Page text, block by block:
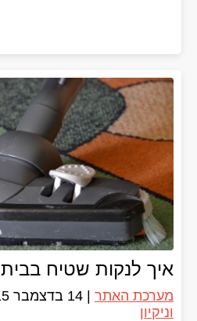
איך לנקות שטיח בבית
מערכת האתר 14 בדצמבר 2015
וניקיון